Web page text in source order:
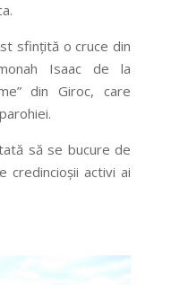
sfinţită o cruce din
Isaac de la
din Giroc, care
să se bucure de
credincioșii activi ai